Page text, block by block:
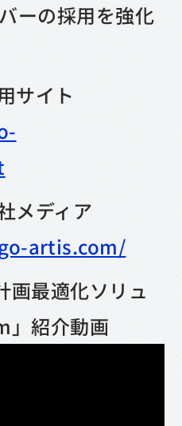
ーの採用を強化
サイト
メディア
artis.com/
画最適化ソリュ
」紹介動画